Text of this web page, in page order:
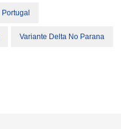
Portugal
Variante Delta No Parana